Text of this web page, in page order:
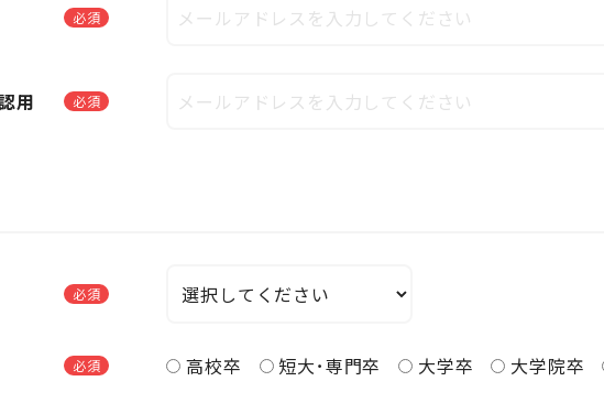
必須
用 必須
必須
必須 高校卒 短大･専門卒 大学卒 大学院卒